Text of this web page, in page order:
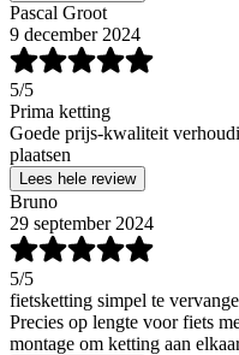
Pascal Groot
9 december 2024
5/5
Prima ketting
Goede prijs-kwaliteit
plaatsen
Lees hele review
Bruno
29 september 2024
5/5
fietsketting simpel te
Precies op lengte voor fiets
montage om ketting aan